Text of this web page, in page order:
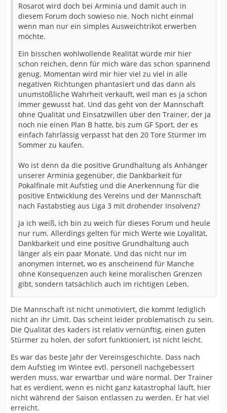
Rosarot wird doch bei Arminia und damit auch in
diesem Forum doch sowieso nie. Noch nicht einmal
wenn man nur ein simples Ausweichtrikot erwerben
möchte.
Ein bisschen wohlwollende Realität würde mir hier
schon reichen, denn für mich wäre das schon spannend
genug. Momentan wird mir hier viel zu viel in alle
negativen Richtungen phantasiert und das dann als
unumstößliche Wahrheit verkauft, weil man es ja schon
immer gewusst hat. Und das geht von der Mannschaft
ohne Qualität und Einsatzwillen über den Trainer, der ja
noch nie einen Plan B hatte, bis zum GF Sport, der es
einfach fahrlässig verpasst hat den 20 Tore Stürmer im
Sommer zu kaufen.
Wo ist denn da die positive Grundhaltung als Anhänger
unserer Arminia gegenüber, die Dankbarkeit für
Pokalfinale mit Aufstieg und die Anerkennung für die
positive Entwicklung des Vereins und der Mannschaft
nach Fastabstieg aus Liga 3 mit drohender Insolvenz?
Ja ich weiß, ich bin zu weich für dieses Forum und heule
nur rum. Allerdings gelten für mich Werte wie Loyalität,
Dankbarkeit und eine positive Grundhaltung auch
länger als ein paar Monate. Und das nicht nur im
anonymen Internet, wo es anscheinend für Manche
ohne Konsequenzen auch keine moralischen Grenzen
gibt, sondern tatsächlich auch im richtigen Leben.
Die Mannschaft ist nicht unmotiviert, die kommt lediglich
nicht an ihr Limit. Das scheint leider problematisch zu sein.
Die Qualität des kaders ist relativ vernünftig, einen guten
Stürmer zu holen, der sofort funktioniert, ist nicht leicht.
Es war das beste Jahr der Vereinsgeschichte. Dass nach
dem Aufstieg im Wintee evtl. personell nachgebessert
werden muss, war erwartbar und wäre normal. Der Trainer
hat es verdient, wenn es nicht ganz katastrophal läuft, hier
nicht während der Saison entlassen zu werden. Er hat viel
erreicht.